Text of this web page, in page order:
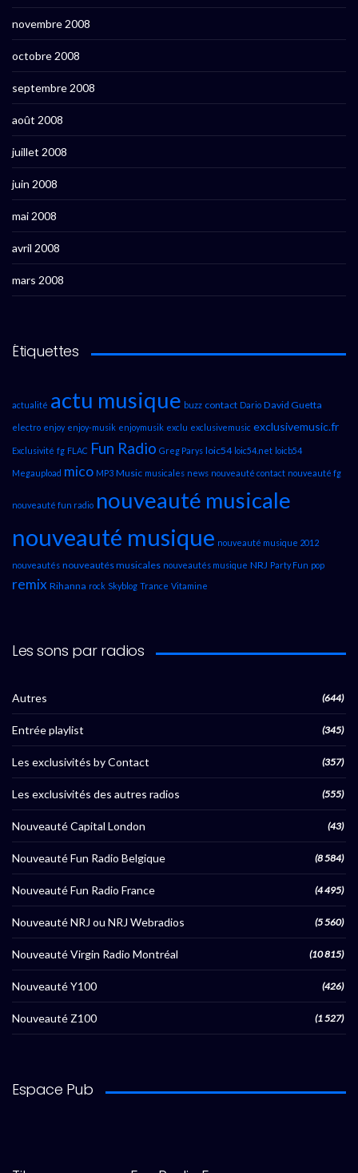
novembre 2008
octobre 2008
septembre 2008
août 2008
juillet 2008
juin 2008
mai 2008
avril 2008
mars 2008
Étiquettes
actualité actu musique buzz contact Dario David Guetta
electro enjoy enjoy-musik enjoymusik exclu exclusivemusic exclusivemusic.fr
Exclusivité fg FLAC Fun Radio Greg Parys loic54 loic54.net loicb54
Megaupload mico MP3 Music musicales news nouveauté contact nouveauté fg
nouveauté fun radio nouveauté musicale
nouveauté musique nouveauté musique 2012
nouveautés nouveautés musicales nouveautés musique NRJ Party Fun pop
remix Rihanna rock Skyblog Trance Vitamine
Les sons par radios
Autres (644)
Entrée playlist (345)
Les exclusivités by Contact (357)
Les exclusivités des autres radios (555)
Nouveauté Capital London (43)
Nouveauté Fun Radio Belgique (8 584)
Nouveauté Fun Radio France (4 495)
Nouveauté NRJ ou NRJ Webradios (5 560)
Nouveauté Virgin Radio Montréal (10 815)
Nouveauté Y100 (426)
Nouveauté Z100 (1 527)
Espace Pub